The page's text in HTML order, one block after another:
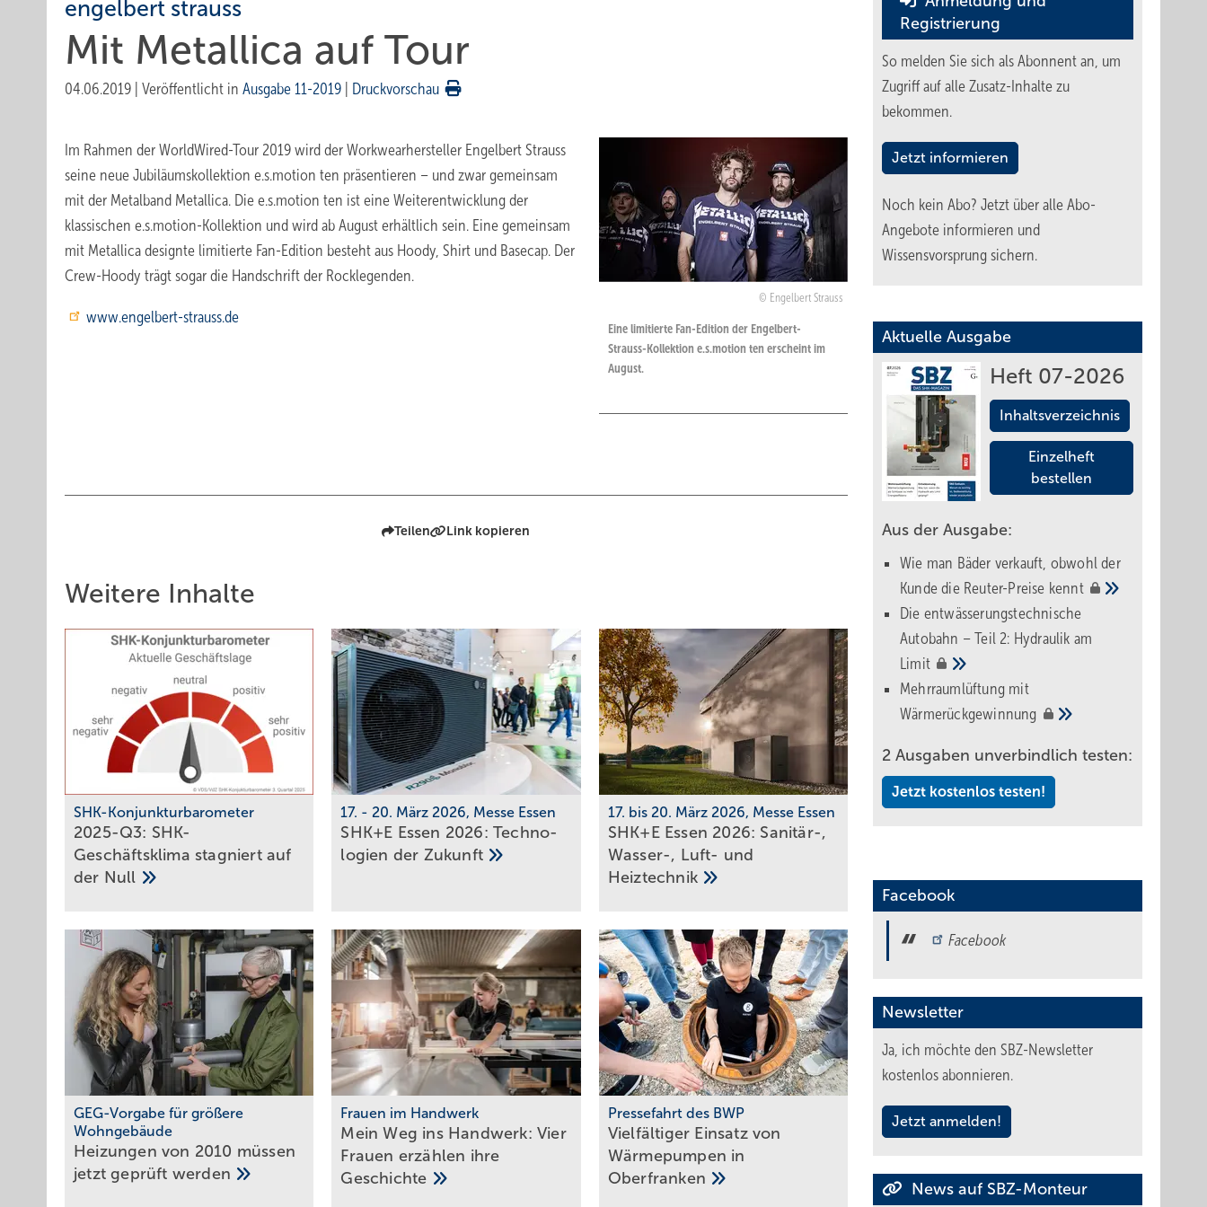
engelbert strauss
Mit Metallica auf Tour
04.06.2019 Veröffentlicht in Ausgabe 11-2019 Druckvorschau
Engelbert Strauss
Eine limitierte Fan-Edition der Engelbert-
Strauss-Kollektion e.s.motion ten erscheint im
August.
Im Rahmen der WorldWired-Tour 2019 wird der Workwearhersteller Engelbert Strauss
seine neue Jubiläumskollektion e.s.motion ten präsentieren – und zwar gemeinsam
mit der Metalband Metallica. Die e.s.motion ten ist eine Weiterentwicklung der
klassischen e.s.motion-Kollektion und wird ab August erhältlich sein. Eine gemeinsam
mit Metallica designte limitierte Fan-Edition besteht aus Hoody, Shirt und Basecap. Der
Crew-Hoody trägt sogar die Handschrift der Rocklegenden.
www.engelbert-strauss.de
Teilen Link kopieren
Weitere Inhalte
SHK-Konjunkturbarometer
2025-Q3: SHK-
Geschäftsklima stag­niert auf
der Null
17. - 20. März 2026, Messe Essen
SHK+E Essen 2026: Tech­no­
lo­gi­en der Zu­kunft
17. bis 20. März 2026, Messe Essen
SHK+E Essen 2026: Sanitär-,
Wasser-, Luft- und
Heiztechnik
GEG-Vorgabe für größere
Wohngebäude
Heizungen von 2010 müssen
jetzt geprüft werden
Frauen im Handwerk
Mein Weg ins Handwerk: Vier
Frau­en er­zäh­len ihre
Ge­schich­te
Pressefahrt des BWP
Vielfältiger Einsatz von
Wärmepumpen in
Oberfranken
Registrierung
So melden Sie sich als Abonnent an, um
Zugriff auf alle Zusatz-Inhalte zu
bekommen.
Jetzt informieren
Noch kein Abo? Jetzt über alle Abo-
Angebote informieren und
Wissensvorsprung sichern.
Aktuelle Ausgabe
Heft 07-2026
Inhaltsverzeichnis
Einzelheft
bestellen
Aus der Ausgabe:
Wie man Bäder verkauft, obwohl der
Kunde die Reuter-Preise kennt
Die entwässerungstechnische
Autobahn – Teil 2: Hydraulik am
Limit
Mehrraumlüftung mit
Wärmerückgewinnung
2 Ausgaben unverbindlich testen:
Jetzt kostenlos testen!
Facebook
Facebook
Newsletter
Ja, ich möchte den SBZ-Newsletter
kostenlos abonnieren.
Jetzt anmelden!
News auf SBZ-Monteur